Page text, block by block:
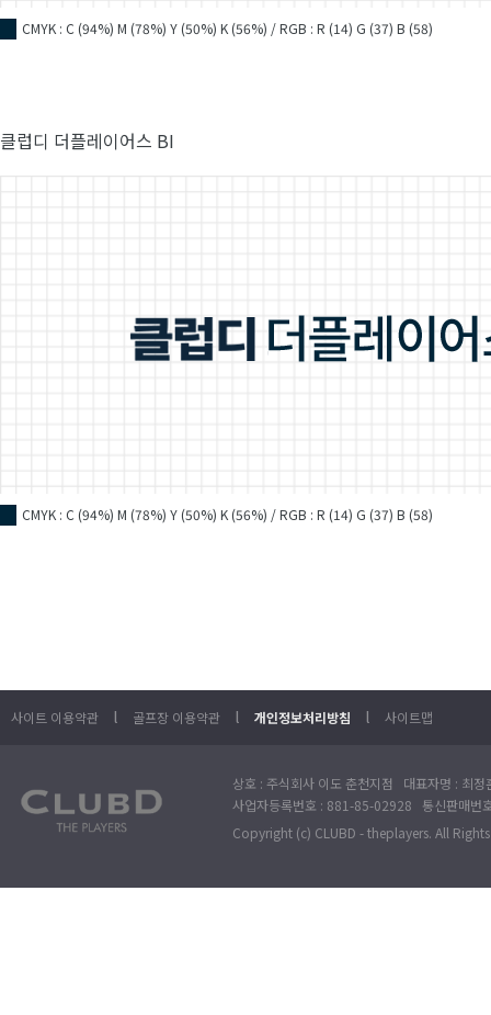
CMYK : C (94%) M (78%) Y (50%) K (56%) / RGB : R (14) G (37) B (58)
클럽디 더플레이어스 BI
CMYK : C (94%) M (78%) Y (50%) K (56%) / RGB : R (14) G (37) B (58)
사이트 이용약관 l 골프장 이용약관 l 개인정보처리방침 l 사이트맵
상호 : 주식회사 이도 춘천지점 대표자명 : 최
사업자등록번호 : 881-85-02928 통신판매번
Copyright (c) CLUBD - theplayers. All